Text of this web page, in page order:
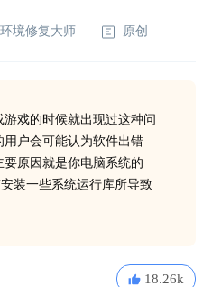
环境修复大师 原创
戏的时候就出现过这种问
户会可能认为软件出错
原因就是你电脑系统的
装一些系统运行库所导致
18.26k